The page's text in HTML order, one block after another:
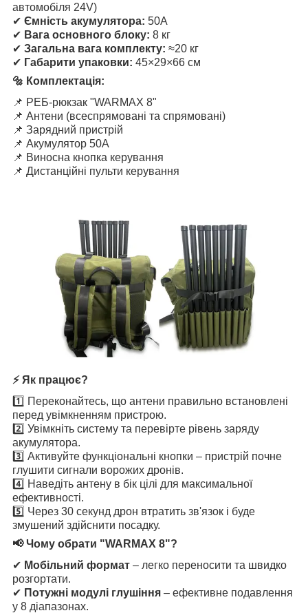
автомобіля 24V)
✔ Ємність акумулятора: 50А
✔ Вага основного блоку: 8 кг
✔ Загальна вага комплекту: ≈20 кг
✔ Габарити упаковки: 45×29×66 см
🔩 Комплектація:
📌 РЕБ-рюкзак "WARMAX 8"
📌 Антени (всеспрямовані та спрямовані)
📌 Зарядний пристрій
📌 Акумулятор 50А
📌 Виносна кнопка керування
📌 Дистанційні пульти керування
⚡ Як працює?
1️⃣ Переконайтесь, що антени правильно встановлені
перед увімкненням пристрою.
2️⃣ Увімкніть систему та перевірте рівень заряду
акумулятора.
3️⃣ Активуйте функціональні кнопки – пристрій почне
глушити сигнали ворожих дронів.
4️⃣ Наведіть антену в бік цілі для максимальної
ефективності.
5️⃣ Через 30 секунд дрон втратить зв'язок і буде
змушений здійснити посадку.
📢 Чому обрати "WARMAX 8"?
✔ Мобільний формат – легко переносити та швидко
розгортати.
✔ Потужні модулі глушіння – ефективне подавлення
у 8 діапазонах.